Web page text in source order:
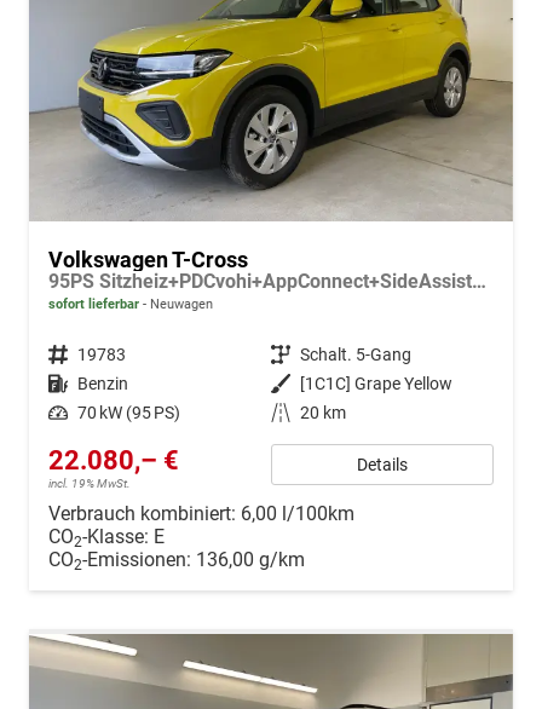
Volkswagen T-Cross
95PS Sitzheiz+PDCvohi+AppConnect+SideAssist+TravelAssist+ACC+Klima
sofort lieferbar Neuwagen
Fahrzeugnr. 19783 Getriebe Schalt. 5-Gang
Kraftstoff Benzin Außenfarbe
[1C1C] Grape Yellow
Leistung 70 kW (95 PS) Kilometerstand 20 km
22.080,– €
incl. 19% MwSt.
Details
Verbrauch kombiniert: 6,00 l/100km
CO2-Klasse: E
CO2-Emissionen: 136,00 g/km